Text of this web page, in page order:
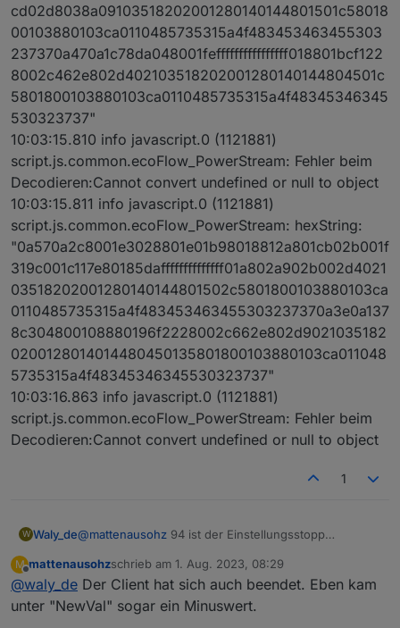
cd02d8038a09103518202001280140144801501c58018
00103880103ca0110485735315a4f483453463455303
237370a470a1c78da048001feffffffffffffffff018801bcf122
8002c462e802d402103518202001280140144804501c
5801800103880103ca0110485735315a4f48345346345
530323737"
10:03:15.810 info javascript.0 (1121881)
script.js.common.ecoFlow_PowerStream: Fehler beim
Decodieren:Cannot convert undefined or null to object
10:03:15.811 info javascript.0 (1121881)
script.js.common.ecoFlow_PowerStream: hexString:
"0a570a2c8001e3028801e01b98018812a801cb02b001f
319c001c117e80185daffffffffffffff01a802a902b002d4021
03518202001280140144801502c5801800103880103ca
0110485735315a4f483453463455303237370a3e0a137
8c304800108880196f2228002c662e802d9021035182
0200128014014480450135801800103880103ca011048
5735315a4f48345346345530323737"
10:03:16.863 info javascript.0 (1121881)
script.js.common.ecoFlow_PowerStream: Fehler beim
Decodieren:Cannot convert undefined or null to object
1
W Waly_de@mattenausohz 94 ist der Einstellungsstopp
M
Offline
mattenausohzschrieb am 1. Aug. 2023, 08:29
zuletzt editiert von
@waly_de Der Client hat sich auch beendet. Eben kam
unter "NewVal" sogar ein Minuswert.